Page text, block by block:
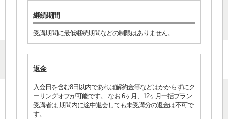
継続期間
受講期間に最低継続期間などの制限はありません。
返金
入会日を含む8日以内であれば解約金等などはかからずにク
ーリングオフが可能です。 なお 6ヶ月、12ヶ月一括プラン
受講者は 期間内に途中退会しても未受講分の返金は不可で
す。